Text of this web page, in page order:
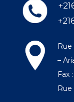
–
Fax